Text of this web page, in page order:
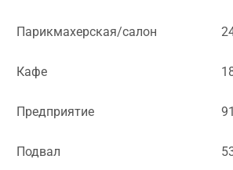
Парикмахерская/салон
Кафе
Предприятие
Подвал